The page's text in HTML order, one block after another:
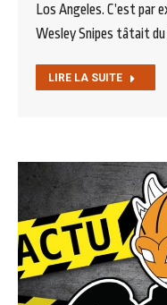
Los Angeles. C’est par
Wesley Snipes tâtait du
LIRE LA SUITE